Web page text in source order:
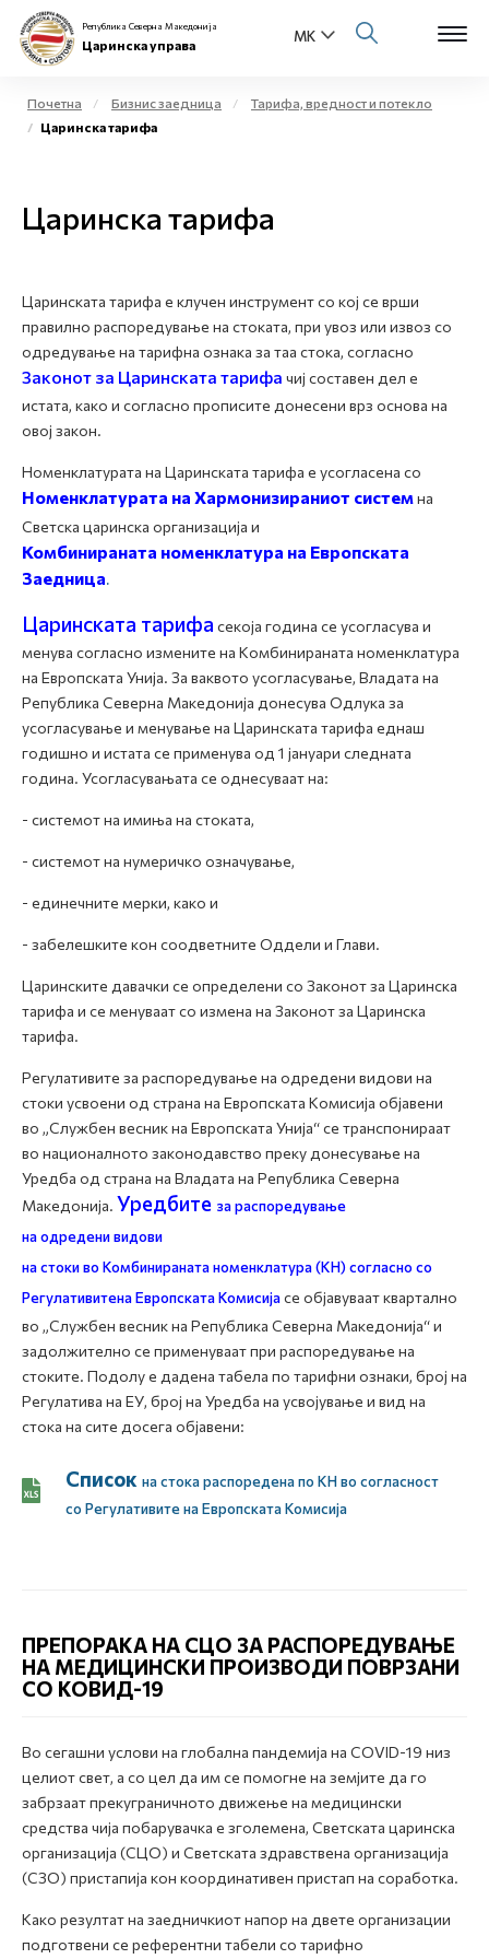
Физички лица
Е-Царина
Медиа центар
Контакт
Република Северна Македонија
Царинска управа
Почетна Бизнис заедница
Тарифа, вредност и потекло
Царинска тарифа
Царинска тарифа
Царинската тарифа е клучен инструмент со кој се врши
правилно распоредување на стоката, при увоз или извоз со
одредување на тарифна ознака за таа стока, согласно
Законот за Царинската тарифа чиј составен дел е
истата, како и согласно прописите донесени врз основа на
овој закон.
Номенклатурата на Царинската тарифа е усогласена со
Номенклатурата на Хармонизираниот системна
Светска царинска организација и
Комбинираната номенклатура на Европската
Заедница.
Царинската тарифа секоја година се усогласува и
менува согласно измените на Комбинираната номенклатура
на Европската Унија. За ваквото усогласување, Владата на
Република Северна Македонија донесува Одлука за
усогласување и менување на Царинската тарифа еднаш
годишно и истата се применува од 1 јануари следната
година. Усогласувањата се однесуваат на:
- системот на имиња на стоката,
- системот на нумеричко означување,
- единечните мерки, како и
- забелешките кон соодветните Оддели и Глави.
Царинските давачки се определени со Законот за Царинска
тарифа и се менуваат со измена на Законот за Царинска
тарифа.
Регулативите за распоредување на одредени видови на
стоки усвоени од страна на Европската Комисија објавени
во „Службен весник на Европската Унија“ се транспонираат
во националното законодавство преку донесување на
Уредба од страна на Владата на Република Северна
Македонија. Уредбите за распоредување
на одредени видови
на стоки во Комбинираната номенклатура (КН)согласно со
Регулативитена Европската Комисијасе објавуваат квартално
во „Службен весник на Република Северна Македонија“ и
задолжително се применуваат при распоредување на
стоките. Подолу е дадена табела по тарифни ознаки, број на
Регулатива на ЕУ, број на Уредба на усвојување и вид на
стока на сите досега објавени:
Список на стока распоредена по КН во соглaсност
со Регулативите на Европската Комисија
ПРЕПОРАКА НА СЦО ЗА РАСПОРЕДУВАЊЕ
НА МЕДИЦИНСКИ ПРОИЗВОДИ ПОВРЗАНИ
СО КОВИД-19
Во сегашни услови на глобална пандемија на COVID-19 низ
целиот свет, а со цел да им се помогне на земјите да го
забрзаат прекуграничното движење на медицински
средства чија побарувачка е зголемена, Светската царинска
организација (СЦО) и Светската здравствена организација
(СЗО) пристапија кон координативен пристап на соработка.
Како резултат на заедничкиот напор на двете организации
подготвени се референтни табели со тарифно